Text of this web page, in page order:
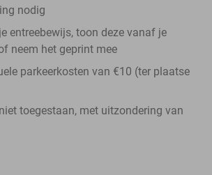
nodig
entreebewijs, toon deze vanaf je
neem het geprint mee
parkeerkosten van €10 (ter plaatse
toegestaan, met uitzondering van